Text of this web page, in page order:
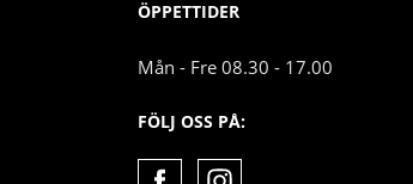
ÖPPETTIDER
Mån - Fre 08.30 - 17.00
FÖLJ OSS PÅ: